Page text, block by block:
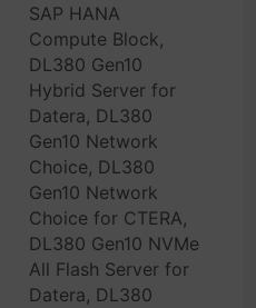
SAP HANA
Compute Block,
DL380 Gen10
Hybrid Server for
Datera, DL380
Gen10 Network
Choice, DL380
Gen10 Network
Choice for CTERA,
DL380 Gen10 NVMe
All Flash Server for
Datera, DL380